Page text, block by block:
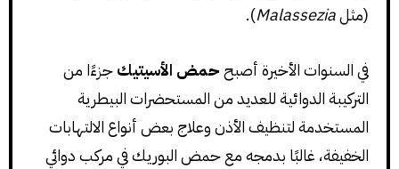
(مثلMalassezia
).
في السنوات الأخيرة أصبححمض الأسيتيكجزءًا من
التركيبة الدوائية للعديد من المستحضرات البيطرية
المستخدمة لتنظيف الأذن وعلاج بعض أنواع الالتهابات
الخفيفة، غالبًا بدمجه مع حمض البوريك في مركب دوائي